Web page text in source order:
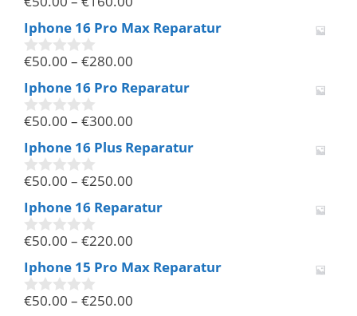
0
o
n
5
Iphone 16 Pro Max Reparatur
0
o
n
5
€50.00 – €280.00
Iphone 16 Pro Reparatur
0
o
n
5
€50.00 – €300.00
Iphone 16 Plus Reparatur
0
o
n
5
€50.00 – €250.00
Iphone 16 Reparatur
0
o
n
5
€50.00 – €220.00
Iphone 15 Pro Max Reparatur
0
€50.00 – €250.00